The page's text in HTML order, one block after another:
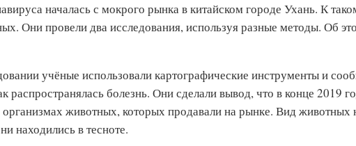
началась с мокрого рынка в китайском городе Ухань. К
Они провели два исследования, используя разные методы. Об
учёные использовали картографические инструменты и
распространялась болезнь. Они сделали вывод, что в конце 2019
организмах животных, которых продавали на рынке. Вид животных
находились в тесноте.